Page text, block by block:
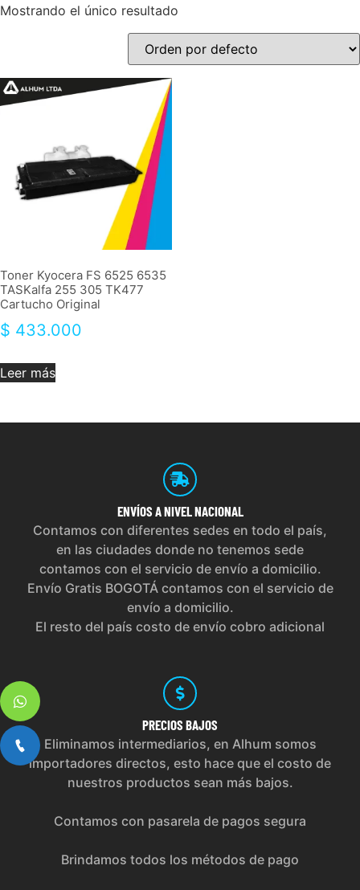
Mostrando el único resultado
Toner Kyocera FS 6525 6535
TASKalfa 255 305 TK477
Cartucho Original
$ 433.000
Leer más
ENVÍOS A NIVEL NACIONAL
Contamos con diferentes sedes en todo el país,
en las ciudades donde no tenemos sede
contamos con el servicio de envío a domicilio.
Envío Gratis BOGOTÁ contamos con el servicio de
envío a domicilio.
El resto del país costo de envío cobro adicional
PRECIOS BAJOS
Eliminamos intermediarios, en Alhum somos
importadores directos, esto hace que el costo de
nuestros productos sean más bajos.
Contamos con pasarela de pagos segura
Brindamos todos los métodos de pago